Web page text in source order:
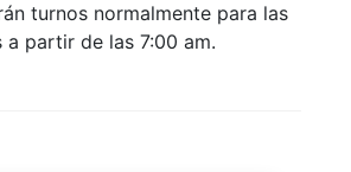
turnos normalmente para las
a partir de las 7:00 am.